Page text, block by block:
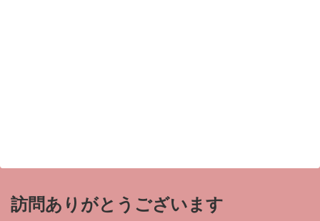
訪問ありがとうございます